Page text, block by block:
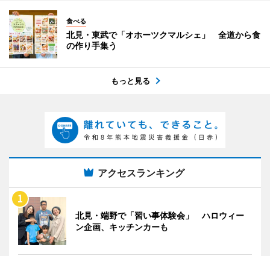
食べる
北見・東武で「オホーツクマルシェ」 全道から食
の作り手集う
もっと見る
アクセスランキング
北見・端野で「習い事体験会」 ハロウィー
ン企画、キッチンカーも